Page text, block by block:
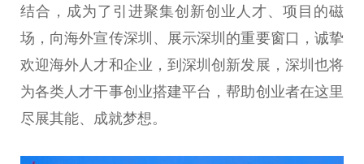
结合，成为了引进聚集创新创业人才、项目的磁
场，向海外宣传深圳、展示深圳的重要窗口，诚挚
欢迎海外人才和企业，到深圳创新发展，深圳也将
为各类人才干事创业搭建平台，帮助创业者在这里
尽展其能、成就梦想。